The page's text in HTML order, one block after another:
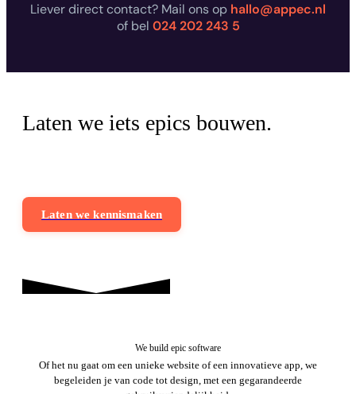
Liever direct contact? Mail ons op hallo@appec.nl
of bel 024 202 243 5
Laten we iets epics bouwen.
Laten we kennismaken
We build epic software
Of het nu gaat om een unieke website of een innovatieve app, we
begeleiden je van code tot design, met een gegarandeerde